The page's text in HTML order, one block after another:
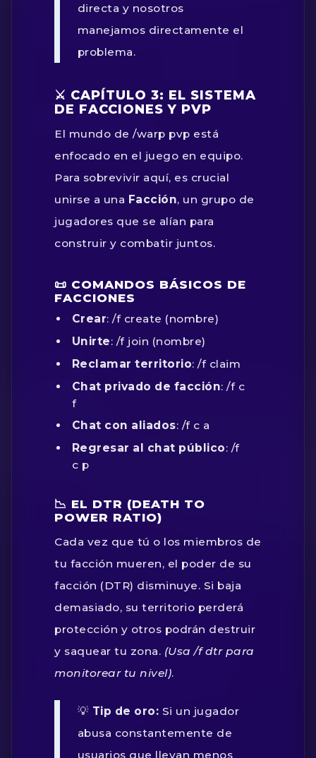
directa y nosotros
manejamos directamente el
problema.
⚔️ CAPÍTULO 3: EL SISTEMA
DE FACCIONES Y PVP
El mundo de /warp pvp está
enfocado en el juego en equipo.
Para sobrevivir aquí, es crucial
unirse a una Facción, un grupo de
jugadores que se alían para
construir y combatir juntos.
📜 COMANDOS BÁSICOS DE
FACCIONES
Crear:/f create (nombre)
Unirte: /f join (nombre)
Reclamar territorio:/f claim
Chat privado de facción:/f c
f
Chat con aliados: /f c a
Regresar al chat público: /f
c p
📉 EL DTR (DEATH TO
POWER RATIO)
Cada vez que tú o los miembros de
tu facción mueren, el poder de su
facción (DTR) disminuye. Si baja
demasiado, su territorio perderá
protección y otros podrán destruir
y saquear tu zona. (Usa/f dtrpara
monitorear tu nivel).
💡 Tip de oro: Si un jugador
abusa constantemente de
usuarios que llevan menos